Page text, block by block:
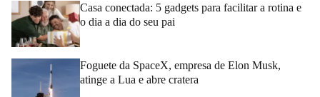
Casa conectada: 5 gadgets para facilitar a rotina e
o dia a dia do seu pai
Foguete da SpaceX, empresa de Elon Musk,
atinge a Lua e abre cratera